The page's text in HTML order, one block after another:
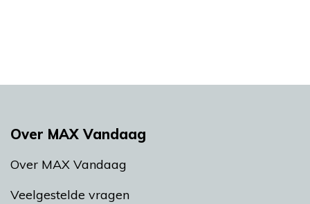
Over MAX Vandaag
Over MAX Vandaag
Veelgestelde vragen